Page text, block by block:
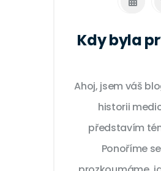
Kdy byla
Ahoj, jsem váš
historii
představím
Ponoříme